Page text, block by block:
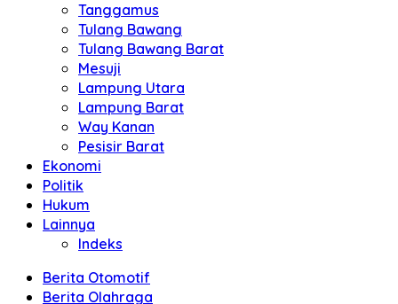
Tanggamus
Tulang Bawang
Tulang Bawang Barat
Mesuji
Lampung Utara
Lampung Barat
Way Kanan
Pesisir Barat
Ekonomi
Politik
Hukum
Lainnya
Indeks
Berita Otomotif
Berita Olahraga